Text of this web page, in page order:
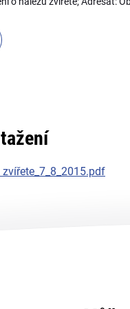
zvířete_7_8_2015.pdf